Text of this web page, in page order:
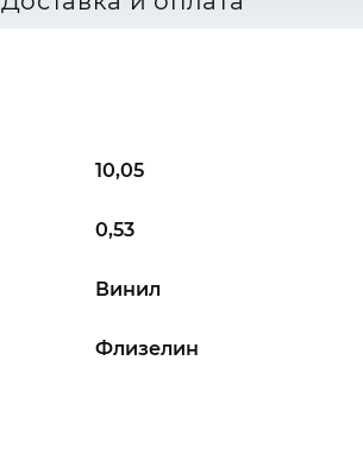
10,05
0,53
Флизелин
Винил